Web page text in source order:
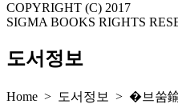
COPYRIGHT (C) 2017
SIGMA BOOKS RIGHTS
도서정보
Home > 도서정보 > �브쑴